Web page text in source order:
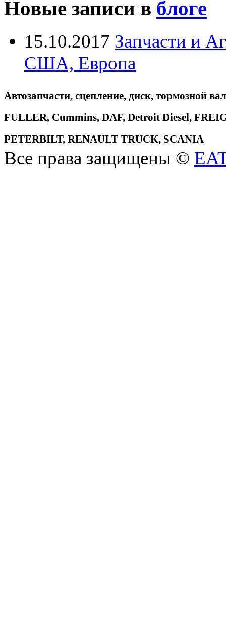
Новые записи в блоге
15.10.2017 Запчасти и
США, Европа
Автозапчасти, сцепление, диск, тормозной
FULLER, Cummins, DAF, Detroit Diesel,
PETERBILT, RENAULT TRUCK, SCANIA
Все права защищены ©